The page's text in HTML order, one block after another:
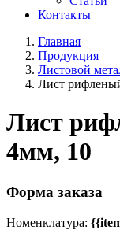
Контакты
Главная
Продукция
Листовой
Лист
Лист
4мм, 10
Форма заказа
Номенклатура: